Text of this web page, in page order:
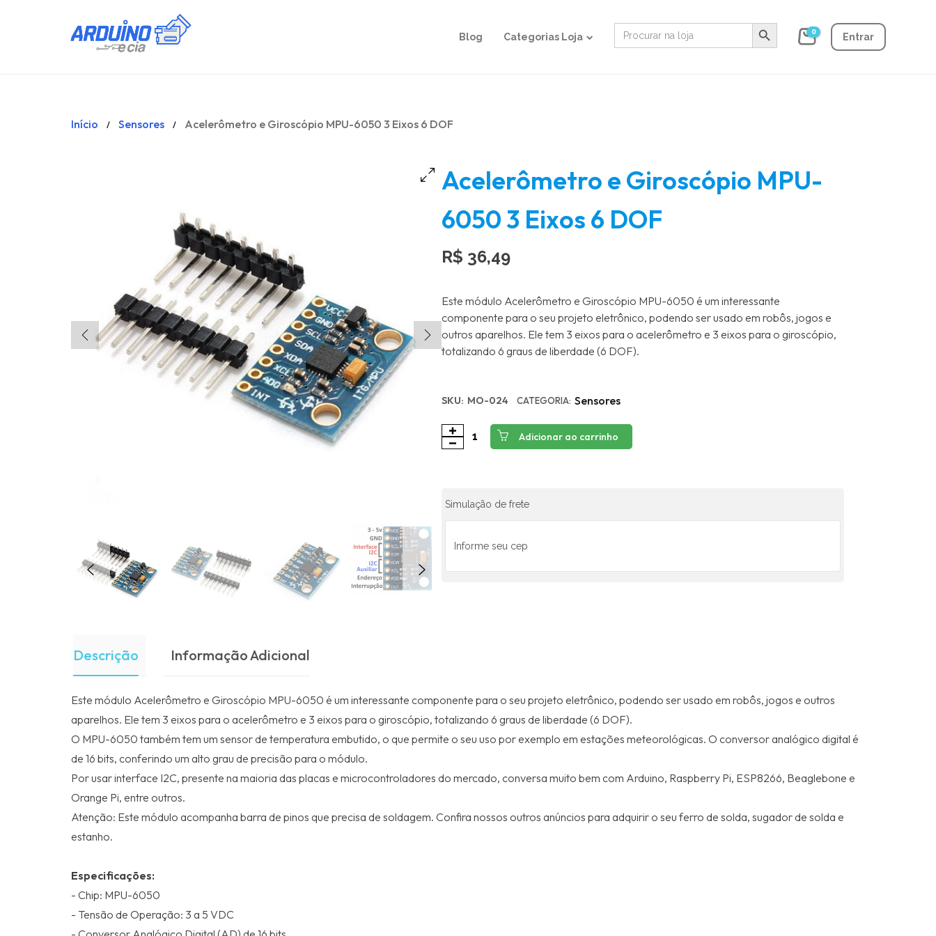
Blog Categorias Loja
Search
for:
Search Button
0 Entrar
Início / Sensores / Acelerômetro e Giroscópio MPU-6050 3 Eixos 6 DOF
Acelerômetro e Giroscópio MPU-
6050 3 Eixos 6 DOF
R$ 36,49
Este módulo Acelerômetro e Giroscópio MPU-6050 é um interessante
componente para o seu projeto eletrônico, podendo ser usado em robôs, jogos e
outros aparelhos. Ele tem 3 eixos para o acelerômetro e 3 eixos para o giroscópio,
totalizando 6 graus de liberdade (6 DOF).
SKU: MO-024 CATEGORIA: Sensores
Adicionar ao carrinho
Simulação de frete
Descrição Informação Adicional
Este módulo Acelerômetro e Giroscópio MPU-6050 é um interessante componente para o seu projeto eletrônico, podendo ser usado em robôs, jogos e outros
aparelhos. Ele tem 3 eixos para o acelerômetro e 3 eixos para o giroscópio, totalizando 6 graus de liberdade (6 DOF).
O MPU-6050 também tem um sensor de temperatura embutido, o que permite o seu uso por exemplo em estações meteorológicas. O conversor analógico digital é
de 16 bits, conferindo um alto grau de precisão para o módulo.
Por usar interface I2C, presente na maioria das placas e microcontroladores do mercado, conversa muito bem com Arduino, Raspberry Pi, ESP8266, Beaglebone e
Orange Pi, entre outros.
Atenção: Este módulo acompanha barra de pinos que precisa de soldagem. Confira nossos outros anúncios para adquirir o seu ferro de solda, sugador de solda e
estanho.
Especificações:
- Chip: MPU-6050
- Tensão de Operação: 3 a 5 VDC